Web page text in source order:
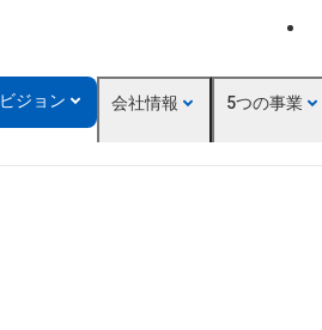
ビジョン 会社情報 5つの事業